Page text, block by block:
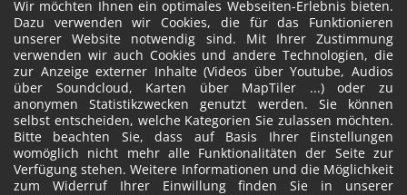
Wir möchten Ihnen ein optimales Webseiten-Erlebnis bieten.
Dazu verwenden wir Cookies, die für das Funktionieren
unserer Website notwendig sind. Mit Ihrer Zustimmung
verwenden wir auch Cookies und andere Technologien, die
zur Anzeige externer Inhalte (Videos über Youtube, Audios
über Soundcloud, Karten über MapTiler ...) oder zu
anonymen Statistikzwecken genutzt werden. Sie können
selbst entscheiden, welche Kategorien Sie zulassen möchten.
Bitte beachten Sie, dass auf Basis Ihrer Einstellungen
womöglich nicht mehr alle Funktionalitäten der Seite zur
Verfügung stehen. Weitere Informationen und die Möglichkeit
zum Widerruf Ihrer Einwillung finden Sie in unserer